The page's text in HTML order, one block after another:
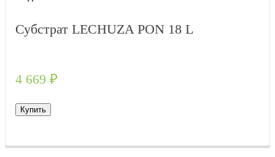
Субстрат LECHUZA PON 18 L
4 669 ₽
Купить